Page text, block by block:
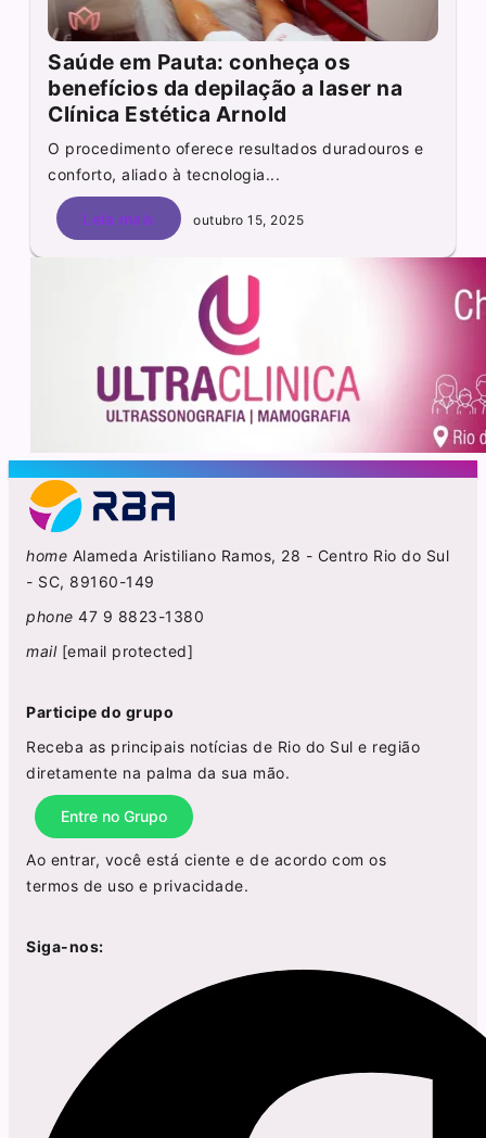
Saúde em Pauta: conheça os
benefícios da depilação a laser na
Clínica Estética Arnold
O procedimento oferece resultados duradouros e
conforto, aliado à tecnologia...
Leia mais outubro 15, 2025
home Alameda Aristiliano Ramos, 28 - Centro Rio do Sul
- SC, 89160-149
phone 47 9 8823-1380
mail [email protected]
Participe do grupo
Receba as principais notícias de Rio do Sul e região
diretamente na palma da sua mão.
Entre no Grupo
Ao entrar, você está ciente e de acordo com os
termos de uso e privacidade.
Siga-nos: